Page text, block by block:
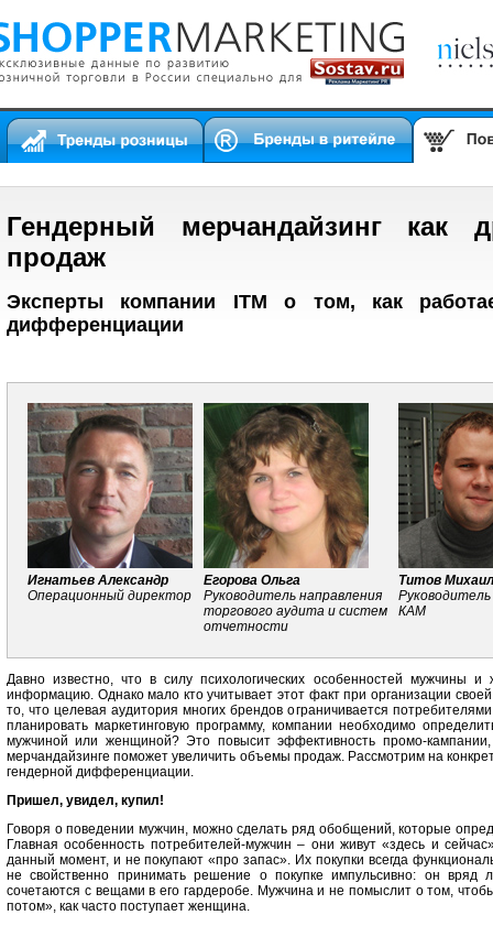
Гендерный мерчандайзинг как
продаж
Эксперты компании ITM о том, как
дифференциации
Игнатьев Александр
Операционный директор
Егорова Ольга
Руководитель направления
торгового аудита и систем
отчетности
Титов Михаил
КАМ
Давно известно, что в силу психологических особенностей мужчины
информацию. Однако мало кто учитывает этот факт при организации
то, что целевая аудитория многих брендов ограничивается
планировать маркетинговую программу, компании необходимо
мужчиной или женщиной? Это повысит эффективность промо-
мерчандайзинге поможет увеличить объемы продаж. Рассмотрим на
гендерной дифференциации.
Пришел, увидел, купил!
Говоря о поведении мужчин, можно сделать ряд обобщений, которые
Главная особенность потребителей-мужчин – они живут «здесь и
данный момент, и не покупают «про запас». Их покупки всегда
не свойственно принимать решение о покупке импульсивно: он вряд
сочетаются с вещами в его гардеробе. Мужчина и не помыслит о том,
потом», как часто поступает женщина.